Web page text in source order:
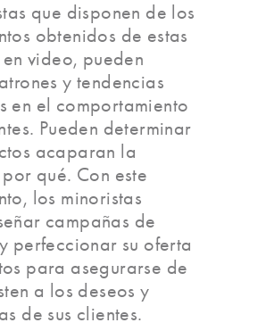
que disponen de los
obtenidos de estas
en video, pueden
y tendencias
en el comportamiento
Pueden determinar
acaparan la
qué. Con este
los minoristas
campañas de
perfeccionar su oferta
para asegurarse de
a los deseos y
de sus clientes.